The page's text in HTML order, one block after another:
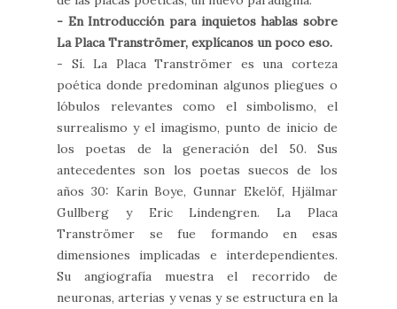
- En Introducción para inquietos hablas sobre
La Placa Tranströmer, explícanos un poco eso.
- Sí. La Placa Tranströmer es una corteza
poética donde predominan algunos pliegues o
lóbulos relevantes como el simbolismo, el
surrealismo y el imagismo, punto de inicio de
los poetas de la generación del 50. Sus
antecedentes son los poetas suecos de los
años 30: Karin Boye, Gunnar Ekelöf, Hjälmar
Gullberg y Eric Lindengren. La Placa
Tranströmer se fue formando en esas
dimensiones implicadas e interdependientes.
Su angiografía muestra el recorrido de
neuronas, arterias y venas y se estructura en la